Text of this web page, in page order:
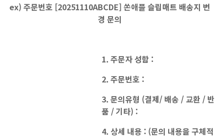
ex) 주문번호 [20251110ABCDE] 쏜애플 슬립매트 배송지 변
경 문의
1. 주문자 성함 :
2. 주문번호 :
3. 문의유형 (결제/ 배송 / 교환 / 반
품 / 기타) :
4. 상세 내용 : (문의 내용을 구체적